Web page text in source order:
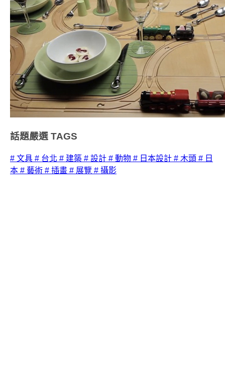
話題嚴選 TAGS
# 文具 # 台北 # 建築 # 設計 # 動物 # 日本設計 # 木頭 # 日
本 # 藝術 # 插畫 # 展覽 # 攝影